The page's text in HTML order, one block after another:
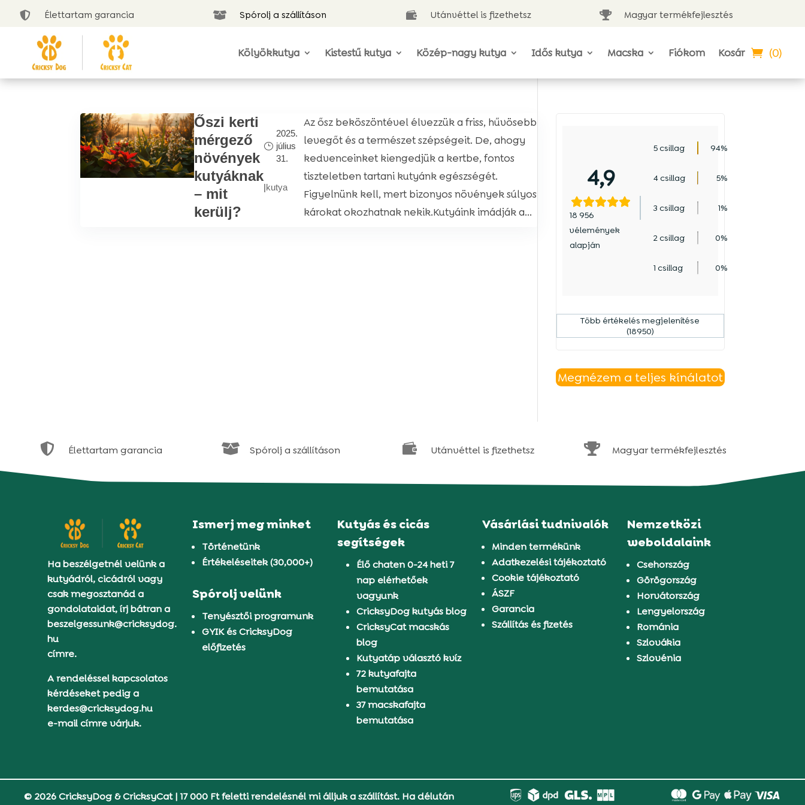
 Élettartam garancia  Spórolj a szállításon  Utánvéttel is fizethetsz  Magyar termékfejlesztés
Kölyökkutya Kistestű kutya Közép-nagy kutya Idős kutya Macska Fiókom Kosár (0)
Őszi kerti
mérgező
növények
kutyáknak
– mit
kerülj?
2025.
július
31.
|kutya
Az ősz beköszöntével élvezzük a friss, hűvösebb
levegőt és a természet szépségeit. De, ahogy
kedvenceinket kiengedjük a kertbe, fontos
tiszteletben tartani kutyánk egészségét.
Figyelnünk kell, mert bizonyos növények súlyos
károkat okozhatnak nekik.Kutyáink imádják a...
4,9
18 956
vélemények
alapján
5 csillag 94%
4 csillag 5%
3 csillag 1%
2 csillag 0%
1 csillag 0%
Több értékelés megjelenítése
(18950)
Megnézem a teljes kínálatot
 Élettartam garancia  Spórolj a szállításon  Utánvéttel is fizethetsz  Magyar termékfejlesztés
Ha beszélgetnél velünk a
kutyádról, cicádról vagy
csak megosztanád a
gondolataidat, írj bátran a
beszelgessunk@cricksydog.
hu
címre.
A rendeléssel kapcsolatos
kérdéseket pedig a
kerdes@cricksydog.hu
e-mail címre várjuk.
Ismerj meg minket
Történetünk
Értékeléseitek (30,000+)
Spórolj velünk
Tenyésztői programunk
GYIK és CricksyDog
előfizetés
Kutyás és cicás
segítségek
Élő chaten 0-24 heti 7
nap elérhetőek
vagyunk
CricksyDog kutyás blog
CricksyCat macskás
blog
Kutyatáp választó kvíz
72 kutyafajta
bemutatása
37 macskafajta
bemutatása
Vásárlási tudnivalók
Minden termékünk
Adatkezelési tájékoztató
Cookie tájékoztató
ÁSZF
Garancia
Szállítás és fizetés
Nemzetközi
weboldalaink
Csehország
Görögország
Horvátország
Lengyelország
Románia
Szlovákia
Szlovénia
© 2026 CricksyDog & CricksyCat|17 000 Ft feletti rendelésnél mi álljuk a szállítást. Ha délután